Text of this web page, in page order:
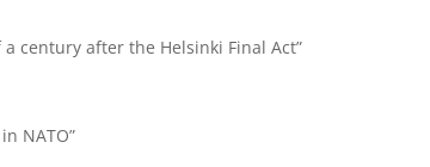
century after the Helsinki Final Act”
NATO”